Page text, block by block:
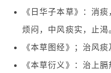
《日华子本草》：消
烦闷，中风痰实，止渴
《本草图经》；治风痰
《本草衍义》：治上膈